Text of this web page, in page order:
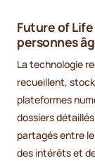
Future of
personnes
La technologie
recueillent,
plateformes
dossiers
partagés entre
des intérêts et